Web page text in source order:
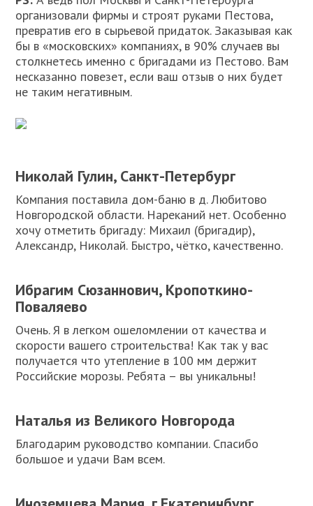
организовали фирмы и строят руками Пестова,
превратив его в сырьевой придаток. Заказывая как
бы в «московских» компаниях, в 90% случаев вы
столкнетесь именно с бригадами из Пестово. Вам
несказанно повезет, если ваш отзыв о них будет
не таким негативным.
Николай Гулин, Санкт-Петербург
Компания поставила дом-баню в д. Любитово
Новгородской области. Нареканий нет. Особенно
хочу отметить бригаду: Михаил (бригадир),
Александр, Николай. Быстро, чётко, качественно.
Ибрагим Сюзаннович, Кропоткино-
Поваляево
Очень. Я в легком ошеломлении от качества и
скорости вашего строительства! Как так у вас
получается что утепление в 100 мм держит
Российские морозы. Ребята – вы уникальны!
Наталья из Великого Новгорода
Благодарим руководство компании. Спасибо
большое и удачи Вам всем.